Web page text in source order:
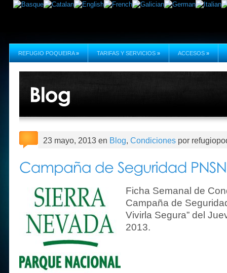
REFUGIO POQUEIRA » TARIFAS Y SERVICIOS » ACCESOS »
23 mayo, 2013 en Blog, Condiciones por
Ficha Semanal de
Campaña de
Vivirla Segura” del
2013.